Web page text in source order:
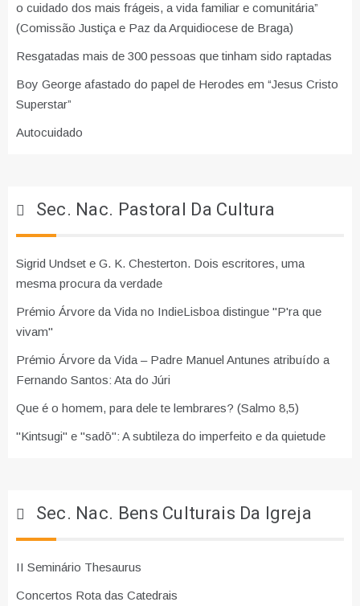
o cuidado dos mais frágeis, a vida familiar e comunitária”
(Comissão Justiça e Paz da Arquidiocese de Braga)
Resgatadas mais de 300 pessoas que tinham sido raptadas
Boy George afastado do papel de Herodes em “Jesus Cristo
Superstar”
Autocuidado
Sec. Nac. Pastoral Da Cultura
Sigrid Undset e G. K. Chesterton. Dois escritores, uma
mesma procura da verdade
Prémio Árvore da Vida no IndieLisboa distingue "P'ra que
vivam"
Prémio Árvore da Vida – Padre Manuel Antunes atribuído a
Fernando Santos: Ata do Júri
Que é o homem, para dele te lembrares? (Salmo 8,5)
"Kintsugi" e "sadō": A subtileza do imperfeito e da quietude
Sec. Nac. Bens Culturais Da Igreja
II Seminário Thesaurus
Concertos Rota das Catedrais